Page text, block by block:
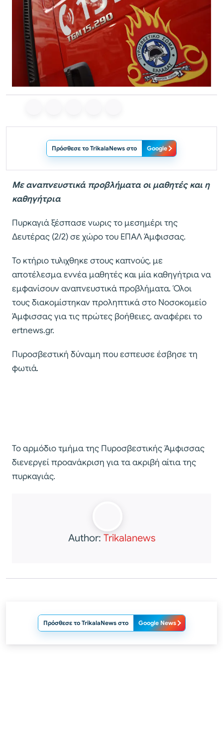
Πρόσθεσε το TrikalaNews στο Google
Με αναπνευστικά προβλήματα οι μαθητές και η
καθηγήτρια
Πυρκαγιά ξέσπασε νωρις το μεσημέρι της
Δευτέρας (2/2) σε χώρο του ΕΠΑΛ Άμφισσας.
Το κτήριο τυλιχθηκε στους καπνούς, με
αποτέλεσμα εννέα μαθητές και μία καθηγήτρια να
εμφανίσουν αναπνευστικά προβλήματα. Όλοι
τους διακομίστηκαν προληπτικά στο Νοσοκομείο
Άμφισσας για τις πρώτες βοήθειες, αναφέρει το
ertnews.gr.
Πυροσβεστική δύναμη που εσπευσε έσβησε τη
φωτιά.
Το αρμόδιο τμήμα της Πυροσβεστικής Άμφισσας
διενεργεί προανάκριση για τα ακριβή αίτια της
πυρκαγιάς.
Author: Trikalanews
Πρόσθεσε το TrikalaNews στο Google News